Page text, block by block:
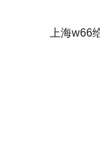
上海w66给利